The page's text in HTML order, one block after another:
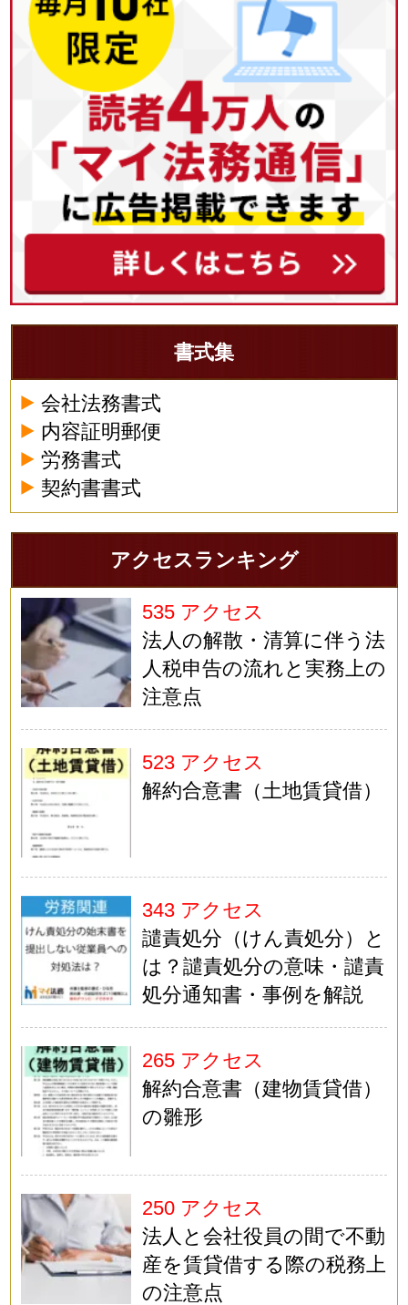
書式集
会社法務書式
内容証明郵便
労務書式
契約書書式
アクセスランキング
535 アクセス
法人の解散・清算に伴う法
人税申告の流れと実務上の
注意点
523 アクセス
解約合意書（土地賃貸借）
343 アクセス
譴責処分（けん責処分）と
は？譴責処分の意味・譴責
処分通知書・事例を解説
265 アクセス
解約合意書（建物賃貸借）
の雛形
250 アクセス
法人と会社役員の間で不動
産を賃貸借する際の税務上
の注意点